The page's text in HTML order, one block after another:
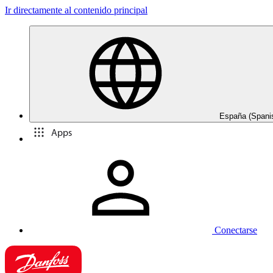
Ir directamente al contenido principal
España
Apps
Conectarse